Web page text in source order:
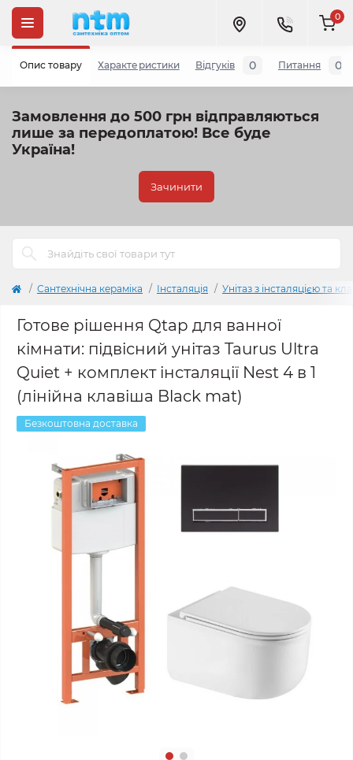
Замовлення до 500 грн відправляються
лише за передоплатою! Все буде
Україна!
Зачинити
0
Сантехнічна кераміка Інсталяція Унітаз з інсталяцією та
Готове рішення Qtap для ванної
кімнати: підвісний унітаз Taurus Ultra
Quiet + комплект інсталяції Nest 4 в 1
(лінійна клавіша Black mat)
Безкоштовна доставка
Опис товару Характеристики Відгуків 0 Питання 0